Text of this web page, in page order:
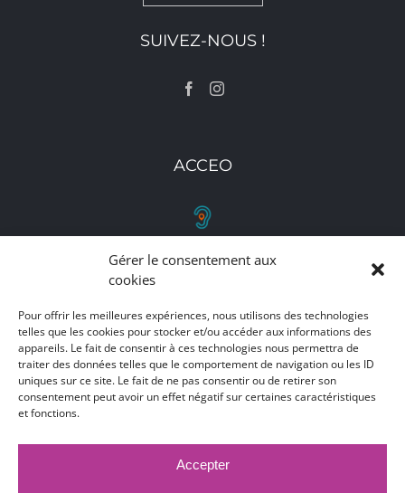
Gérer le consentement aux
cookies
Pour offrir les meilleures expériences, nous utilisons des technologies
telles que les cookies pour stocker et/ou accéder aux informations des
appareils. Le fait de consentir à ces technologies nous permettra de
traiter des données telles que le comportement de navigation ou les ID
uniques sur ce site. Le fait de ne pas consentir ou de retirer son
consentement peut avoir un effet négatif sur certaines caractéristiques
et fonctions.
Accepter
SUIVEZ-NOUS !
ACCEO
RETROUVEZ-NOUS
Toutes nos adresses, coordonnées et horaires
d'ouverture
CLIQUEZ ICI